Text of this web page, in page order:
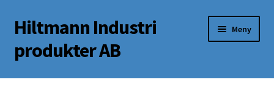
Hoppa
till
navigering
Hoppa
till
innehåll
Hiltmann Industri
produkter AB
Meny
Butik